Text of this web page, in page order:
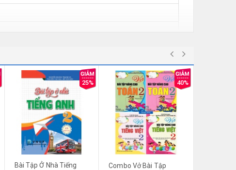
25%
Bài Tập Ở Nhà Tiếng
40%
Combo Vở Bài Tập